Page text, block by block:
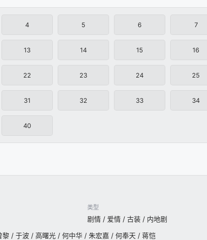
4 5 6 7
13 14 15 16
22 23 24 25
31 32 33 34
40
类型
剧情 / 爱情 / 古装 / 内地剧
/ 于波 / 高曙光 / 何中华 / 朱宏嘉 / 何奉天 / 蒋恺